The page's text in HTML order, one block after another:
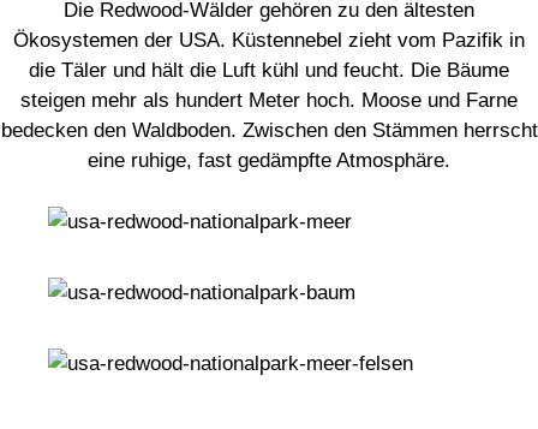
Die Redwood-Wälder gehören zu den ältesten
Ökosystemen der USA. Küstennebel zieht vom Pazifik in
die Täler und hält die Luft kühl und feucht. Die Bäume
steigen mehr als hundert Meter hoch. Moose und Farne
bedecken den Waldboden. Zwischen den Stämmen herrscht
eine ruhige, fast gedämpfte Atmosphäre.